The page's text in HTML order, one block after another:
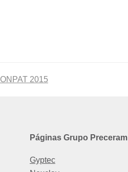
2015
Páginas Grupo Preceram
Gyptec